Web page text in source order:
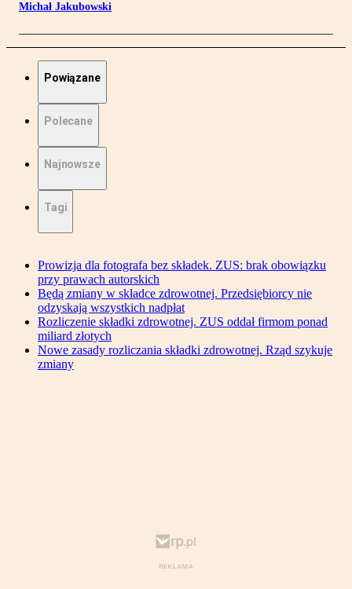
Michał Jakubowski
Powiązane
Polecane
Najnowsze
Tagi
Prowizja dla fotografa bez składek. ZUS: brak obowiązku
przy prawach autorskich
Będą zmiany w składce zdrowotnej. Przedsiębiorcy nie
odzyskają wszystkich nadpłat
Rozliczenie składki zdrowotnej. ZUS oddał firmom ponad
miliard złotych
Nowe zasady rozliczania składki zdrowotnej. Rząd szykuje
zmiany